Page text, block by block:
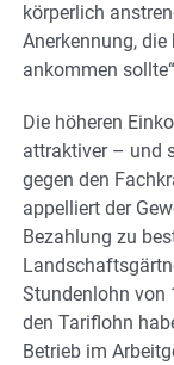
körperlich
Anerkennung,
ankommen
Die höheren
attraktiver – und
gegen den
appelliert der
Bezahlung zu
Stundenlohn von
den Tariflohn
Betrieb im